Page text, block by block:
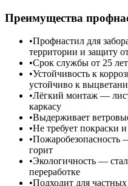
Преимущества
Профнастил для
территории и защиту
Срок службы от 25
Устойчивость к
устойчиво к
Лёгкий монтаж —
каркасу
Выдерживает
Не требует покраски
Пожаробезопасность
горит
Экологичность —
переработке
Подходит для